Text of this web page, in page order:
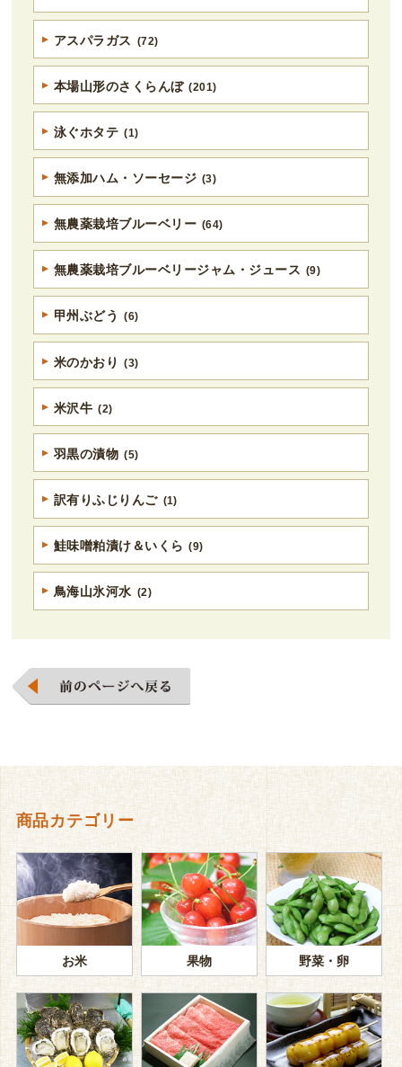
アスパラガス (72)
本場山形のさくらんぼ (201)
泳ぐホタテ (1)
無添加ハム・ソーセージ (3)
無農薬栽培ブルーベリー (64)
無農薬栽培ブルーベリージャム・ジュース (9)
甲州ぶどう (6)
米のかおり (3)
米沢牛 (2)
羽黒の漬物 (5)
訳有りふじりんご (1)
鮭味噌粕漬け＆いくら (9)
鳥海山氷河水 (2)
商品カテゴリー
お米 果物 野菜・卵